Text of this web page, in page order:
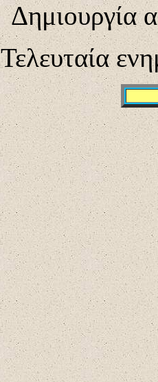
Δημιουργία
Τελευταία